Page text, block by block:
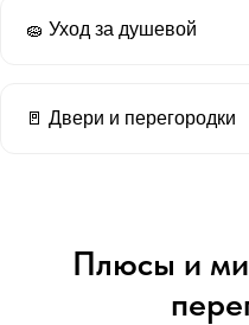
🧽 Уход за душевой
🚪 Двери и перегородки
Плюсы и